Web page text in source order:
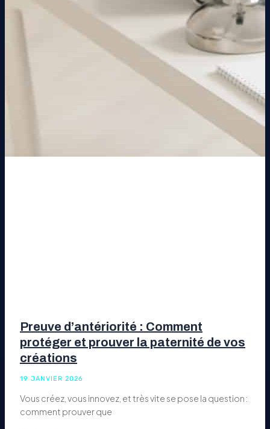
Preuve d’antériorité : Comment
protéger et prouver la paternité de vos
créations
19 JANVIER 2026
Vous créez, vous innovez, et très vite se pose la question :
comment prouver que